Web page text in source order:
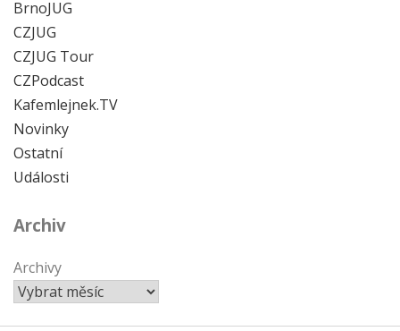
BrnoJUG
CZJUG
CZJUG Tour
CZPodcast
Kafemlejnek.TV
Novinky
Ostatní
Události
Archiv
Archivy